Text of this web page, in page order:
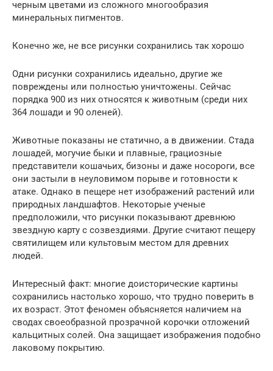
черным цветами из сложного многообразия
минеральных пигментов.
Конечно же, не все рисунки сохранились так хорошо
Одни рисунки сохранились идеально, другие же
повреждены или полностью уничтожены. Сейчас
порядка 900 из них относятся к животным (среди них
364 лошади и 90 оленей).
Животные показаны не статично, а в движении. Стада
лошадей, могучие быки и плавные, грациозные
представители кошачьих, бизоны и даже носороги, все
они застыли в неуловимом порыве и готовности к
атаке. Однако в пещере нет изображений растений или
природных ландшафтов. Некоторые ученые
предположили, что рисунки показывают древнюю
звездную карту с созвездиями. Другие считают пещеру
святилищем или культовым местом для древних
людей.
Интересный факт: многие доисторические картины
сохранились настолько хорошо, что трудно поверить в
их возраст. Этот феномен объясняется наличием на
сводах своеобразной прозрачной корочки отложений
кальцитных солей. Она защищает изображения подобно
лаковому покрытию.